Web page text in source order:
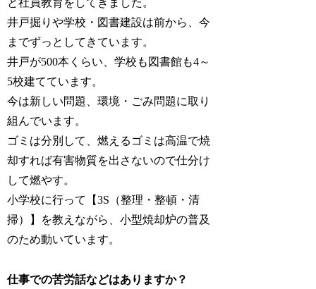
と社員教育をしてきました。
井戸掘りや学校・図書建設は前から、今
までずっとしてきています。
井戸が500本くらい、学校も図書館も4～
5校建てています。
今は新しい問題、環境・ごみ問題に取り
組んでいます。
ゴミは分別して、燃えるゴミは高温で焼
却すれば有害物質を出さないので仕分け
して燃やす。
小学校に行って【3S（整理・整頓・清
掃）】を教えながら、小型焼却炉の普及
のため動いています。
仕事での苦労話などはありますか？